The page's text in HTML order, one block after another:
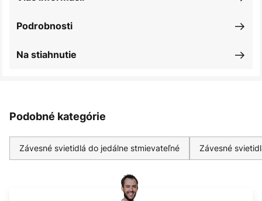
Podrobnosti
Na stiahnutie
Podobné kategórie
Závesné svietidlá do jedálne stmievateľné Závesné